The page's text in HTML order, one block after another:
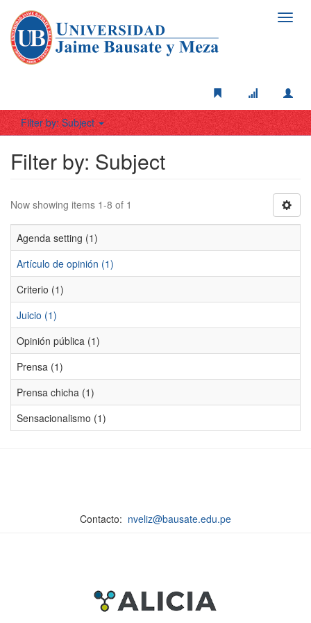
Filter by: Subject
Filter by: Subject
Now showing items 1-8 of 1
Agenda setting (1)
Artículo de opinión (1)
Criterio (1)
Juicio (1)
Opinión pública (1)
Prensa (1)
Prensa chicha (1)
Sensacionalismo (1)
Contacto: nveliz@bausate.edu.pe